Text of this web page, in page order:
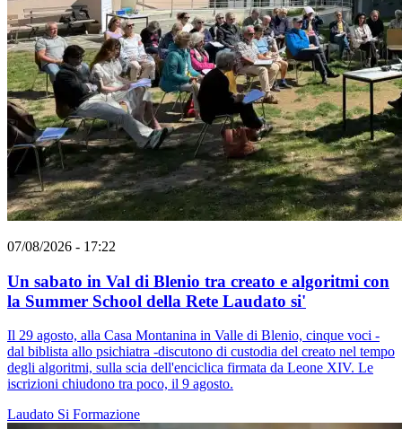
07/08/2026 - 17:22
Un sabato in Val di Blenio tra creato e algoritmi con
la Summer School della Rete Laudato si'
Il 29 agosto, alla Casa Montanina in Valle di Blenio, cinque voci -
dal biblista allo psichiatra -discutono di custodia del creato nel tempo
degli algoritmi, sulla scia dell'enciclica firmata da Leone XIV. Le
iscrizioni chiudono tra poco, il 9 agosto.
Laudato Si Formazione